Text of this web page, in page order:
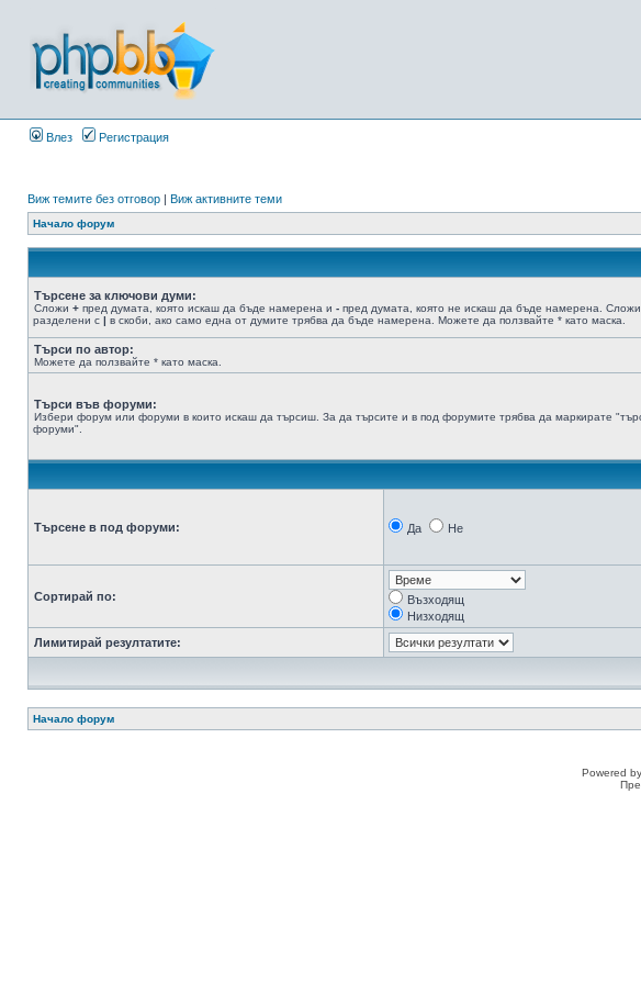
Влез Регистрация
Виж темите без отговор | Виж активните теми
Начало форум
Търсене за ключови думи:
Сложи + пред думата, която искаш да бъде намерена и - пред думата, която не искаш да бъде намерена.
разделени с | в скоби, ако само една от думите трябва да бъде намерена. Можете да ползвайте * като маска.
Търси по автор:
Можете да ползвайте * като маска.
Търси във форуми:
Избери форум или форуми в които искаш да търсиш. За да търсите и в под форумите трябва да маркирате
форуми".
Търсене в под форуми: Да Не
Сортирай по:
Възходящ
Низходящ
Лимитирай резултатите:
Начало форум
Powered by